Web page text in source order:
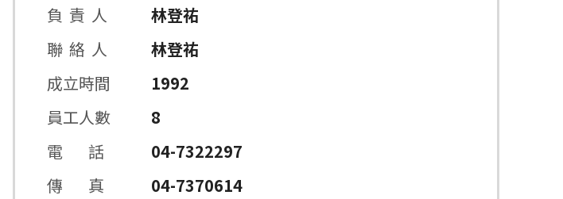
負 責 人
林登祐
聯 絡 人
林登祐
成立時間
1992
員工人數
8
電 話
04-7322297
傳 真
04-7370614